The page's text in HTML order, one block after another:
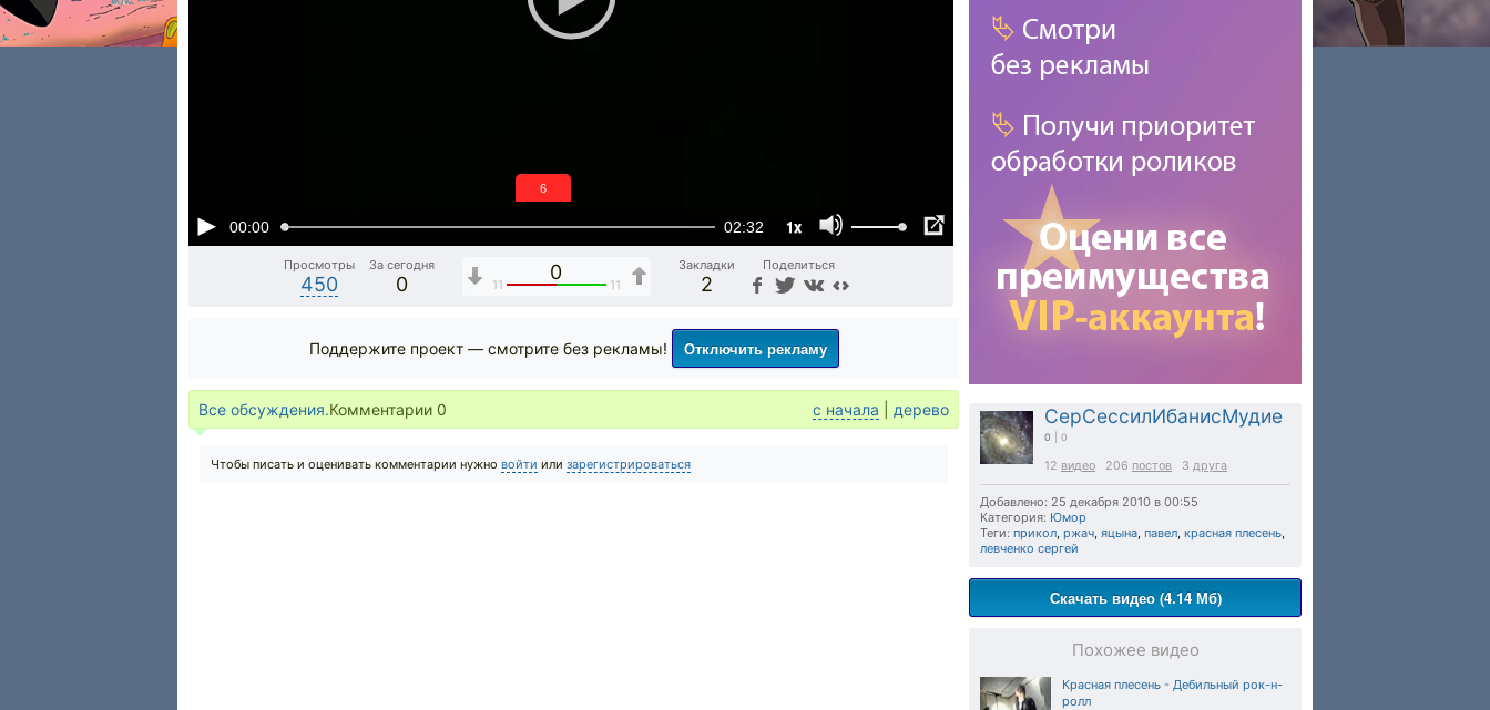
00:00 02:32 1x
6
Просмотры
450
За сегодня
0
0
11 11
Закладки
2
Поделиться
СерСессилИбанисМудие
0 | 0
12 видео 206 постов 3 друга
Добавлено: 25 декабря 2010 в 00:55
Категория: Юмор
Теги: прикол, ржач, яцына, павел, красная плесень,
левченко сергей
Скачать видео (4.14 Мб)
Похожее видео
Красная плесень - Дебильный рок-н-
ролл
Поддержите проект — смотрите без рекламы! Отключить рекламу
Все обсуждения.Комментарии 0 с начала дерево
Чтобы писать и оценивать комментарии нужно войти или зарегистрироваться